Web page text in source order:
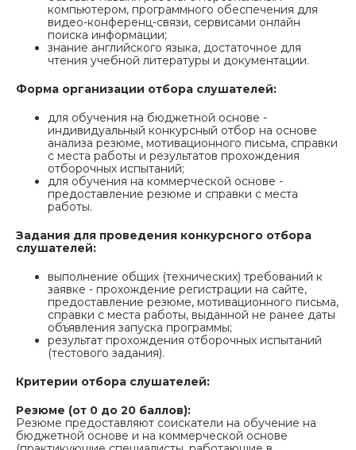
компьютером, программного обеспечения для
видео-конференц-связи, сервисами онлайн
поиска информации;
знание английского языка, достаточное для
чтения учебной литературы и документации.
Форма организации отбора слушателей:
для обучения на бюджетной основе -
индивидуальный конкурсный отбор на основе
анализа резюме, мотивационного письма, справки
с места работы и результатов прохождения
отборочных испытаний;
для обучения на коммерческой основе -
предоставление резюме и справки с места
работы.
Задания для проведения конкурсного отбора
слушателей:
выполнение общих (технических) требований к
заявке - прохождение регистрации на сайте,
предоставление резюме, мотивационного письма,
справки с места работы, выданной не ранее даты
объявления запуска программы;
результат прохождения отборочных испытаний
(тестового задания).
Критерии отбора слушателей:
Резюме (от 0 до 20 баллов):
Резюме предоставляют соискатели на обучение на
бюджетной основе и на коммерческой основе